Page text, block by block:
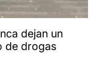
dejan un
de drogas